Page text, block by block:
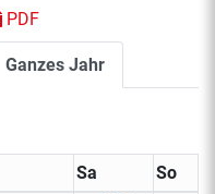
Ganzes Jahr
PDF
Sa So